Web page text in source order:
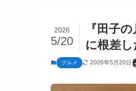
『田子
に根差
2026
5/20
グルメ 2026年5月20日